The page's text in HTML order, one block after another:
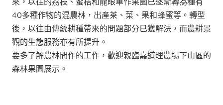
40多種作物的混農林，出產茶、菜、果和蜂蜜等。轉型
後，以往由傳統耕種帶來的問題部分已獲解決，而農耕景
觀的生態服務亦有所提升。
要多了解農林間作的工作，歡迎親臨嘉道理農場下山區的
森林果園展示。